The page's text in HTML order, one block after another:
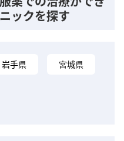
ックを探す
岩手県 宮城県